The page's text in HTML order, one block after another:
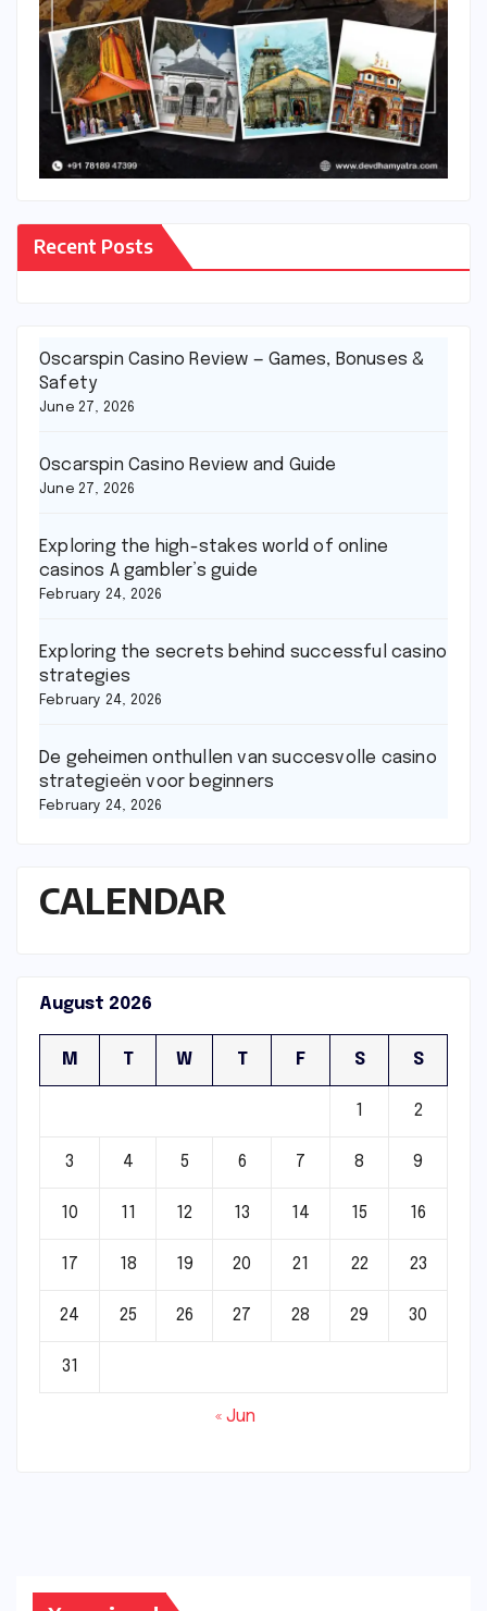
Recent Posts
Oscarspin Casino Review — Games, Bonuses &
Safety
June 27, 2026
Oscarspin Casino Review and Guide
June 27, 2026
Exploring the high-stakes world of online
casinos A gambler’s guide
February 24, 2026
Exploring the secrets behind successful casino
strategies
February 24, 2026
De geheimen onthullen van succesvolle casino
strategieën voor beginners
February 24, 2026
CALENDAR
August 2026
M T W T F S S
1 2
3 4 5 6 7 8 9
10 11 12 13 14 15 16
17 18 19 20 21 22 23
24 25 26 27 28 29 30
31
« Jun